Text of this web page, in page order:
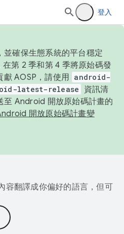
登入
確保生態系統的平台穩定
第 2 季和第 4 季將原始碼發
獻 AOSP，請使用 android-
latest-release
資訊清
至 Android 開放原始碼計畫的
開放原始碼計畫變
容翻譯成你偏好的語言，但可